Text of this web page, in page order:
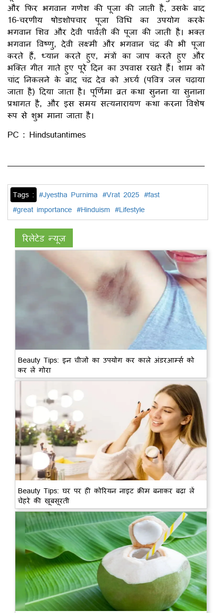
और फिर भगवान गणेश की पूजा की जाती है, उसके बाद
16-चरणीय षोडशोपचार पूजा विधि का उपयोग करके
भगवान शिव और देवी पार्वती की पूजा की जाती है। भक्त
भगवान विष्णु, देवी लक्ष्मी और भगवान चंद्र की भी पूजा
करते हैं, ध्यान करते हुए, मंत्रों का जाप करते हुए और
भक्ति गीत गाते हुए पूरे दिन का उपवास रखते हैं। शाम को
चांद निकलने के बाद चंद्र देव को अर्घ्य (पवित्र जल चढ़ाया
जाता है) दिया जाता है। पूर्णिमा व्रत कथा सुनना या सुनाना
प्रथागत है, और इस समय सत्यनारायण कथा करना विशेष
रूप से शुभ माना जाता है।
PC : Hindsutantimes
Tags : #Jyestha Purnima #Vrat 2025 #fast
#great importance #Hinduism #Lifestyle
रिलेटेड न्यूज़
Beauty Tips: इन चीजों का उपयोग कर काले अंडरआर्म्स को
कर लें गोरा
Beauty Tips: घर पर ही कोरियन नाइट क्रीम बनाकर बढ़ा लें
चेहरे की खूबसूरती